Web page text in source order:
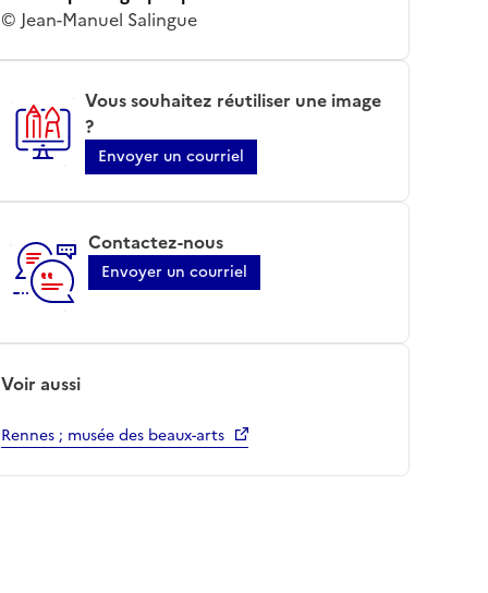
© Jean-Manuel Salingue
Vous souhaitez réutiliser une image
?
Envoyer un courriel
Contactez-nous
Envoyer un courriel
Voir aussi
Rennes ; musée des beaux-arts